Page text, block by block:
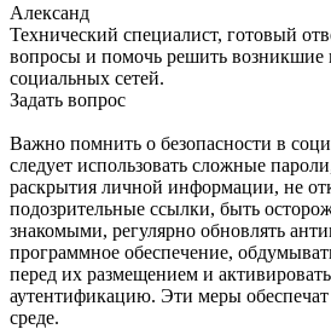
Александ
Технический специалист, готовый
вопросы и помочь решить
социальных сетей.
Задать вопрос
Важно помнить о безопасности в
следует использовать сложные
раскрытия личной информации, не
подозрительные ссылки, быть
знакомыми, регулярно обновлять
программное обеспечение,
перед их размещением и
аутентификацию. Эти меры
среде.